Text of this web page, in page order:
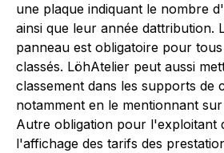
une plaque indiquant le nombre
ainsi que leur année dattribution.
panneau est obligatoire pour
classés. LöhAtelier peut aussi
classement dans les supports de
notamment en le mentionnant
Autre obligation pour l'exploitant
l'affichage des tarifs des